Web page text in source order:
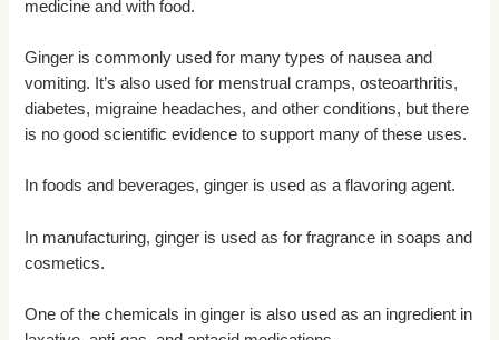
medicine and with food.
Ginger is commonly used for many types of nausea and
vomiting. It’s also used for menstrual cramps, osteoarthritis,
diabetes, migraine headaches, and other conditions, but there
is no good scientific evidence to support many of these uses.
In foods and beverages, ginger is used as a flavoring agent.
In manufacturing, ginger is used as for fragrance in soaps and
cosmetics.
One of the chemicals in ginger is also used as an ingredient in